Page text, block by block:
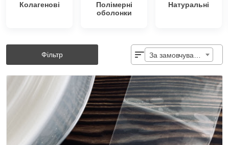
Колагенові
Полімерні
оболонки
Натуральні
Фільтр